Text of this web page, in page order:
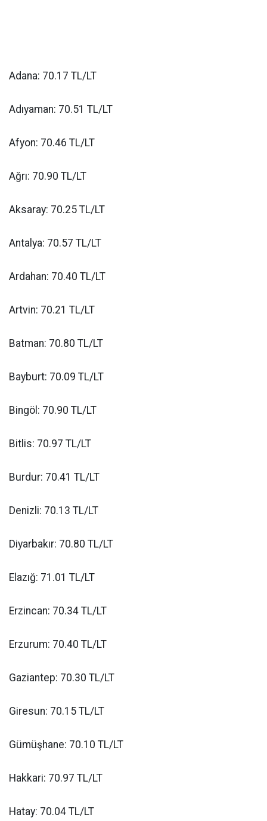
Adana: 70.17 TL/LT
Adıyaman: 70.51 TL/LT
Afyon: 70.46 TL/LT
Ağrı: 70.90 TL/LT
Aksaray: 70.25 TL/LT
Antalya: 70.57 TL/LT
Ardahan: 70.40 TL/LT
Artvin: 70.21 TL/LT
Batman: 70.80 TL/LT
Bayburt: 70.09 TL/LT
Bingöl: 70.90 TL/LT
Bitlis: 70.97 TL/LT
Burdur: 70.41 TL/LT
Denizli: 70.13 TL/LT
Diyarbakır: 70.80 TL/LT
Elazığ: 71.01 TL/LT
Erzincan: 70.34 TL/LT
Erzurum: 70.40 TL/LT
Gaziantep: 70.30 TL/LT
Giresun: 70.15 TL/LT
Gümüşhane: 70.10 TL/LT
Hakkari: 70.97 TL/LT
Hatay: 70.04 TL/LT